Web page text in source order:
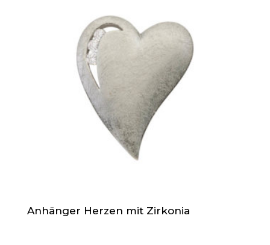
Anhänger Herzen mit Zirkonia